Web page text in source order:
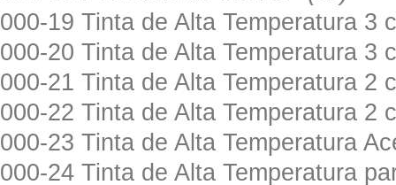
000-19 Tinta de Alta Temperatura
000-20 Tinta de Alta Temperatura
000-21 Tinta de Alta Temperatura
000-22 Tinta de Alta Temperatura
000-23 Tinta de Alta Temperatura
000-24 Tinta de Alta Temperatura